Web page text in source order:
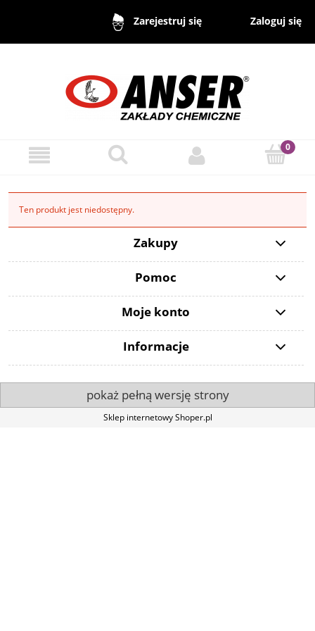
Zarejestruj się Zaloguj się
Ten produkt jest niedostępny.
Zakupy
Pomoc
Moje konto
Informacje
pokaż pełną wersję strony
Sklep internetowy Shoper.pl